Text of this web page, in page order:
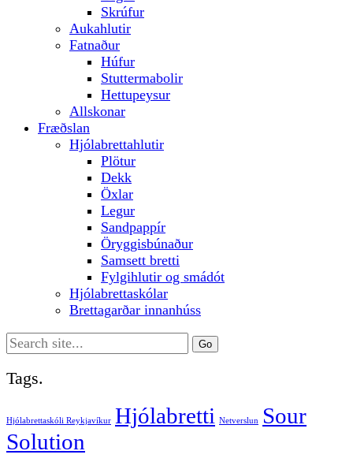
Skrúfur
Aukahlutir
Fatnaður
Húfur
Stuttermabolir
Hettupeysur
Allskonar
Fræðslan
Hjólabrettahlutir
Plötur
Dekk
Öxlar
Legur
Sandpappír
Öryggisbúnaður
Samsett bretti
Fylgihlutir og smádót
Hjólabrettaskólar
Brettagarðar innanhúss
Search
for:
Tags.
Hjólabrettaskóli Reykjavíkur Hjólabretti Netverslun
Sour
Solution